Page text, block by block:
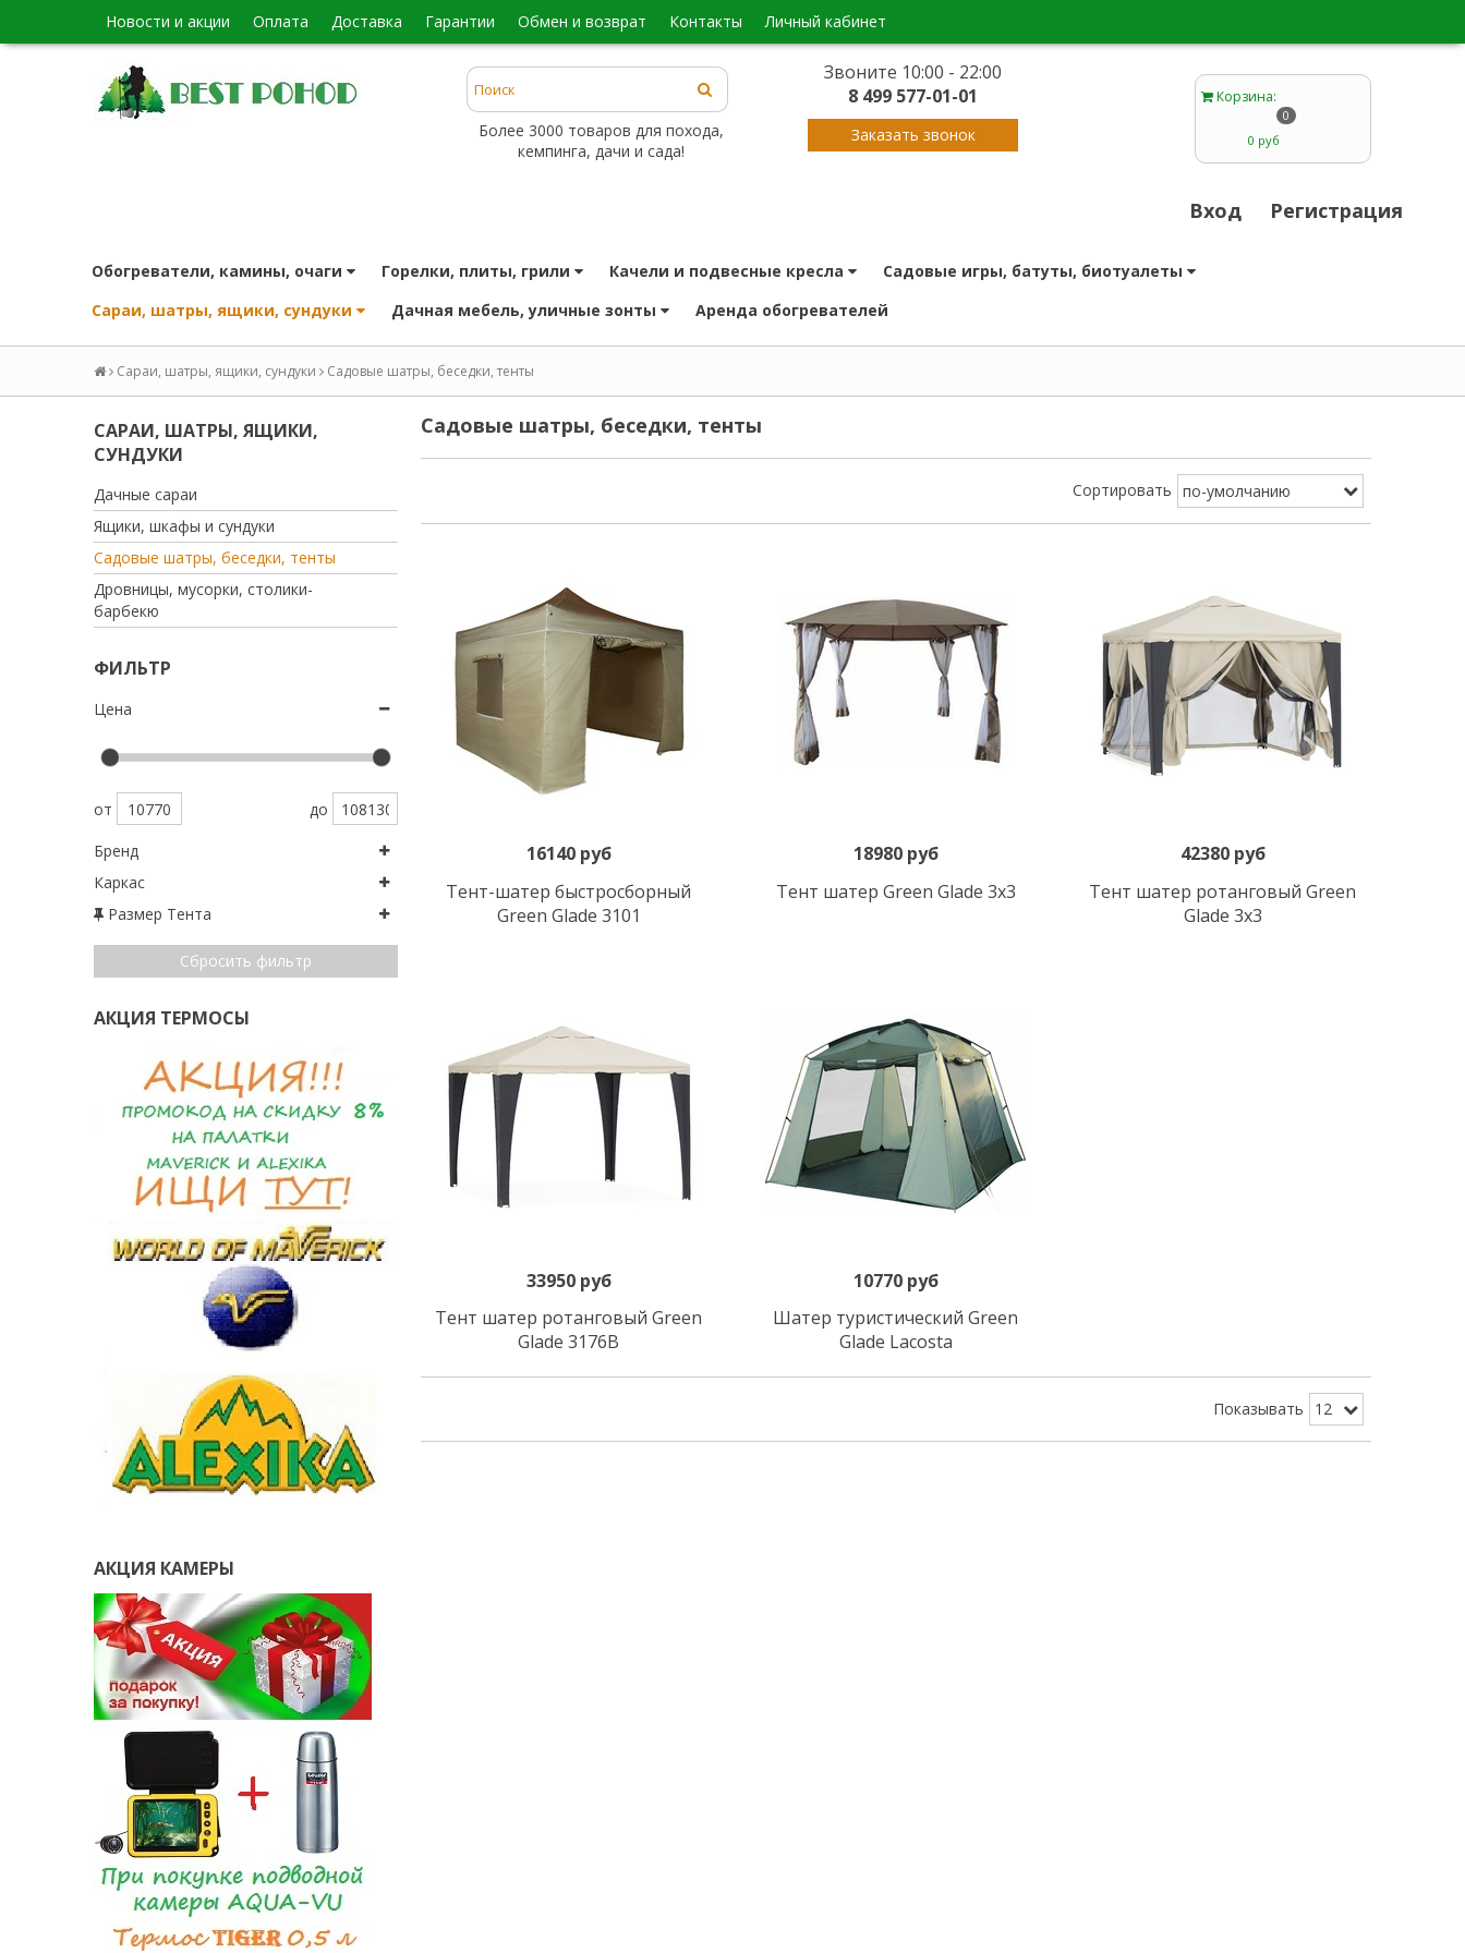
новости и акции оплата доставка гарантии обмен и возврат контакты личный кабинет
Звоните 10:00 - 22:00
8 499 577-01-01
Более 3000 товаров для похода,
кемпинга, дачи и сада!
Заказать звонок
Корзина:
0
0 руб
Вход Регистрация
обогреватели, камины, очаги горелки, плиты, грили качели и подвесные кресла
садовые игры, батуты, биотуалеты
сараи, шатры, ящики, сундуки
дачная мебель, уличные зонты аренда обогревателей
Сараи, шатры, ящики, сундуки Садовые шатры, беседки, тенты
САРАИ, ШАТРЫ, ЯЩИКИ,
СУНДУКИ
дачные сараи
ящики, шкафы и сундуки
садовые шатры, беседки, тенты
дровницы, мусорки, столики-
барбекю
ФИЛЬТР
Цена
от до
Бренд
Каркас
Размер Тента
Сбросить фильтр
АКЦИЯ ТЕРМОСЫ
АКЦИЯ КАМЕРЫ
Садовые шатры, беседки, тенты
Сортировать
Под заказ
16140 руб
Тент-шатер быстросборный
Green Glade 3101
Под заказ
18980 руб
Тент шатер Green Glade 3x3
В корзину
42380 руб
Тент шатер ротанговый Green
Glade 3x3
В корзину
33950 руб
Тент шатер ротанговый Green
Glade 3176B
В корзину
10770 руб
Шатер туристический Green
Glade Lacosta
Показывать